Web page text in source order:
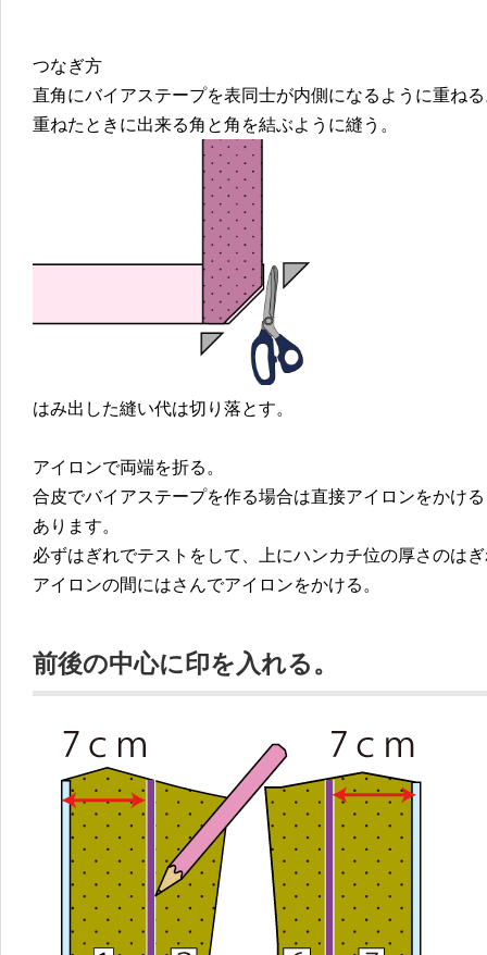
つなぎ方
直角にバイアステープを表同士が内側になるように重ね
重ねたときに出来る角と角を結ぶように縫う。
はみ出した縫い代は切り落とす。
アイロンで両端を折る。
合皮でバイアステープを作る場合は直接アイロンをかけ
あります。
必ずはぎれでテストをして、上にハンカチ位の厚さのは
アイロンの間にはさんでアイロンをかける。
前後の中心に印を入れる。